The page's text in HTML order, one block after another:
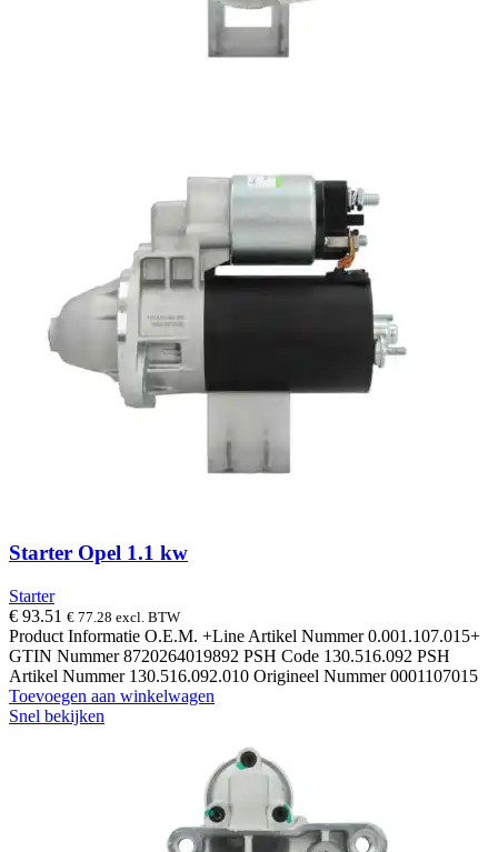
Starter Opel 1.1 kw
Starter
€ 93.51 € 77.28 excl. BTW
Product Informatie O.E.M. +Line Artikel Nummer 0.001.107.015+
GTIN Nummer 8720264019892 PSH Code 130.516.092 PSH
Artikel Nummer 130.516.092.010 Origineel Nummer 0001107015
Toevoegen aan winkelwagen
Snel bekijken